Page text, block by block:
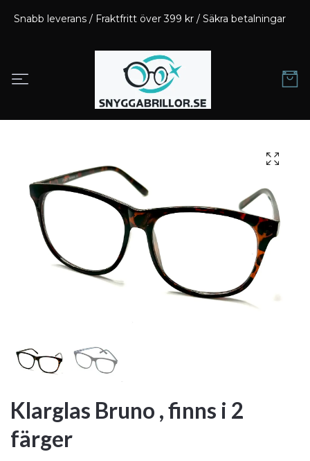
Snabb leverans / Fraktfritt över 399 kr / Säkra betalningar
Klarglas Bruno , finns i 2
färger